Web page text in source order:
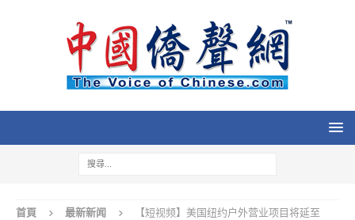
首頁 最新新闻
【短视频】美国纽约户外营业项目将延至